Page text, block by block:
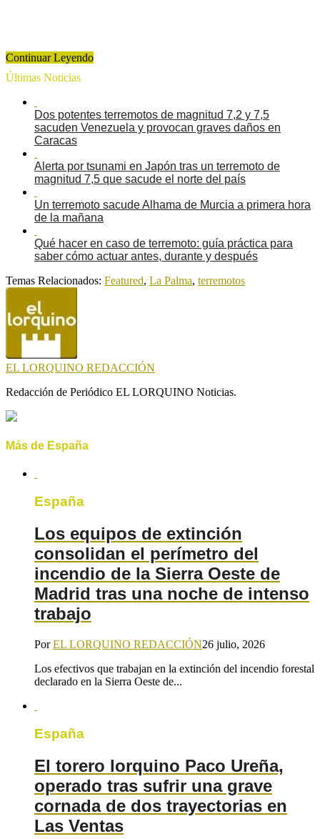
Continuar Leyendo
Últimas Noticias
Dos potentes terremotos de magnitud 7,2 y 7,5
sacuden Venezuela y provocan graves daños en
Caracas
Alerta por tsunami en Japón tras un terremoto de
magnitud 7,5 que sacude el norte del país
Un terremoto sacude Alhama de Murcia a primera hora
de la mañana
Qué hacer en caso de terremoto: guía práctica para
saber cómo actuar antes, durante y después
Temas Relacionados: Featured, La Palma, terremotos
EL LORQUINO REDACCIÓN
Redacción de Periódico EL LORQUINO Noticias.
Más de España
España
Los equipos de extinción
consolidan el perímetro del
incendio de la Sierra Oeste de
Madrid tras una noche de intenso
trabajo
PorEL LORQUINO REDACCIÓN26 julio, 2026
Los efectivos que trabajan en la extinción del incendio forestal
declarado en la Sierra Oeste de...
España
El torero lorquino Paco Ureña,
operado tras sufrir una grave
cornada de dos trayectorias en
Las Ventas